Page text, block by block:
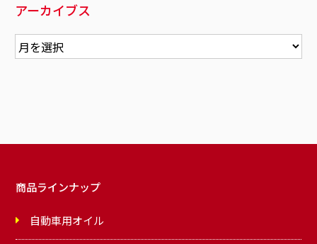
アーカイブス
商品ラインナップ
自動車用オイル